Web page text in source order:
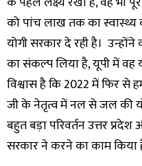
को पांच लाख तक का स्वास्थ्य
योगी सरकार दे रही है।
का संकल्प लिया है, यूपी में वह
विश्वास है कि 2022 में फिर से
जी के नेतृत्व में नल से जल की
बहुत बड़ा परिवर्तन उत्तर
सरकार ने करने का काम किया